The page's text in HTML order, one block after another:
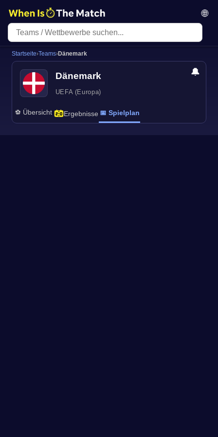
🌐
Startseite›Teams›Dänemark
Dänemark
UEFA (Europa)
🔔
⚽ Übersicht Ergebnisse 📅 Spielplan